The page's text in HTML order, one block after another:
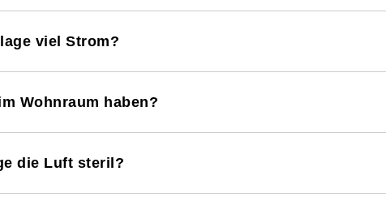
viel Strom?
Wohnraum haben?
die Luft steril?